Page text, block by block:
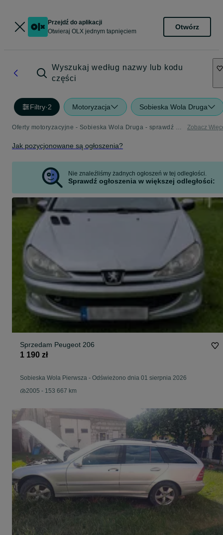
Przejdź do aplikacji
Otwieraj OLX jednym tapnięciem
Otwórz
Wyszukaj według nazwy lub kodu
części
Filtry·2 Motoryzacja Sobieska Wola Druga
Oferty motoryzacyjne - Sobieska Wola Druga - sprawdź kategorię Motoryzacja Zobacz
Jak pozycjonowane są ogłoszenia?
Nie znaleźliśmy żadnych ogłoszeń w tej odległości.
Sprawdź ogłoszenia w większej odległości:
Sprzedam Peugeot 206
1 190 zł
Sobieska Wola Pierwsza - Odświeżono dnia 01 sierpnia 2026
2005 - 153 667 km